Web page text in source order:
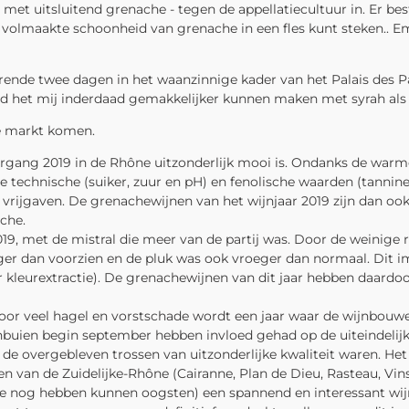
uitsluitend grenache - tegen de appellatiecultuur in. Er
schoonheid van grenache in een fles kunt steken..
twee dagen in het waanzinnige kader van het Palais des
het mij inderdaad gemakkelijker kunnen maken met syrah
markt komen.
2019 in de Rhône uitzonderlijk mooi is. Ondanks de
(suiker, zuur en pH) en fenolische waarden
De grenachewijnen van het wijnjaar 2019 zijn dan
met de mistral die meer van de partij was. Door de
dan voorzien en de pluk was ook vroeger dan normaal. Dit
De grenachewijnen van dit jaar hebben
veel hagel en vorstschade wordt een jaar waar de
begin september hebben invloed gehad op de
overgebleven trossen van uitzonderlijke kwaliteit waren.
de Zuidelijke-Rhône (Cairanne, Plan de Dieu, Rasteau,
hebben kunnen oogsten) een spannend en interessant